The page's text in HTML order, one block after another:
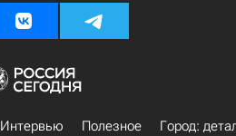
Интервью Полезное
Город: